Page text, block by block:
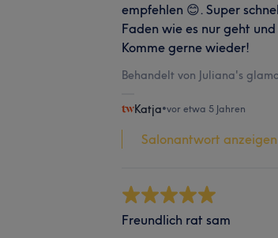
empfehlen 😊. Super
Faden wie es nur geht
Komme gerne wieder!
Behandelt von Juliana's
Katja•vor etwa 5 Jahren
Salonantwort anzeigen
Freundlich rat sam